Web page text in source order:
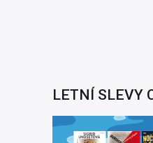
LETNÍ SLEVY